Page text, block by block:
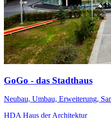
GoGo - das Stadthaus
Neubau, Umbau, Erweiterung,
HDA Haus der Architektur